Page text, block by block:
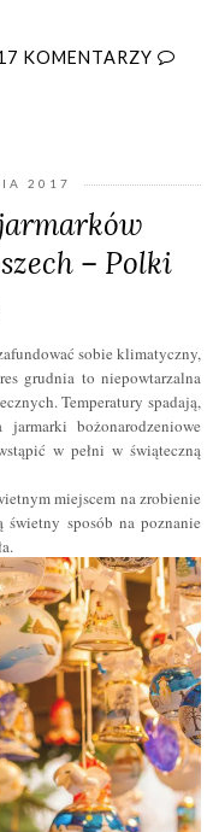
KOMENTARZY
2017
– Polki
sobie klimatyczny,
grudnia to niepowtarzalna
Temperatury spadają,
bożonarodzeniowe
w pełni w świąteczną
miejscem na zrobienie
świetny sposób na poznanie